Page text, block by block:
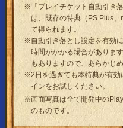
※「プレイチケット自動引き
は、既存の特典（PS Plus
て得られます。
※自動引き落とし設定を有効
時間がかかる場合がありま
もありますので、あらかじ
※2日を過ぎても本特典が有効
インをお試しください。
※画面写真は全て開発中の
のものです。